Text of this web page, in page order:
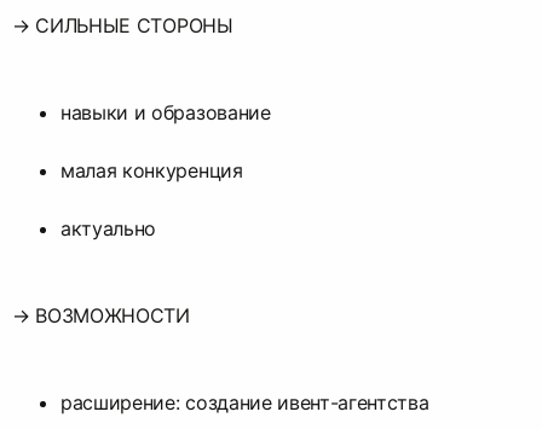
→ СИЛЬНЫЕ СТОРОНЫ
навыки и образование
малая конкуренция
актуально
→ ВОЗМОЖНОСТИ
расширение: создание ивент-агентства